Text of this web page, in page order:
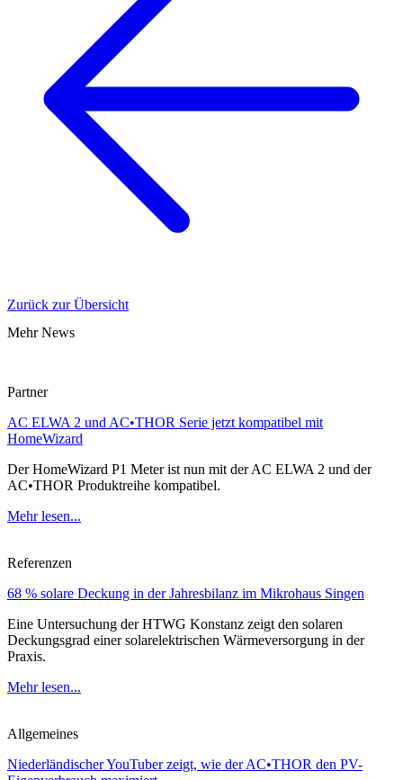
Zurück zur Übersicht
Mehr News
Partner
AC ELWA 2 und AC•THOR Serie jetzt kompatibel mit
HomeWizard
Der HomeWizard P1 Meter ist nun mit der AC ELWA 2 und der
AC•THOR Produktreihe kompatibel.
Mehr lesen...
Referenzen
68 % solare Deckung in der Jahresbilanz im Mikrohaus Singen
Eine Untersuchung der HTWG Konstanz zeigt den solaren
Deckungsgrad einer solarelektrischen Wärmeversorgung in der
Praxis.
Mehr lesen...
Allgemeines
Niederländischer YouTuber zeigt, wie der AC•THOR den PV-